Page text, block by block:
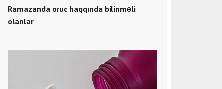
Ramazanda oruc haqqında bilinməli
olanlar